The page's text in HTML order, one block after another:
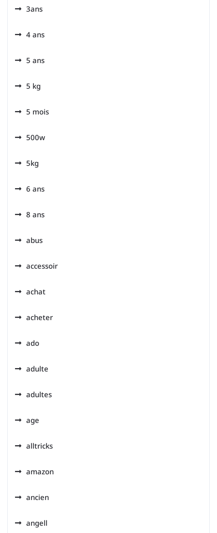
3ans
4 ans
5 ans
5 kg
5 mois
500w
5kg
6 ans
8 ans
abus
accessoir
achat
acheter
ado
adulte
adultes
age
alltricks
amazon
ancien
angell